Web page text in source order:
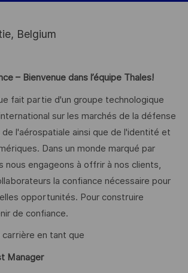
Belgium
– Bienvenue dans l’équipe Thales!
fait partie d'un groupe technologique
sur les marchés de la défense
l'aérospatiale ainsi que de l'identité et
Dans un monde marqué par
nous engageons à offrir à nos clients,
la confiance nécessaire pour
opportunités. Pour construire
de confiance.
en tant que
Manager